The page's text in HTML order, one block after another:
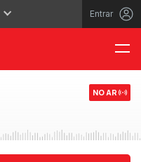
Entrar
NO AR